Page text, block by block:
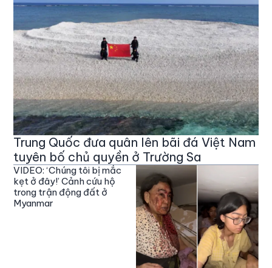
Trung Quốc đưa quân lên bãi đá Việt Nam
tuyên bố chủ quyền ở Trường Sa
VIDEO: ‘Chúng tôi bị mắc
kẹt ở đây!’ Cảnh cứu hộ
trong trận động đất ở
Myanmar